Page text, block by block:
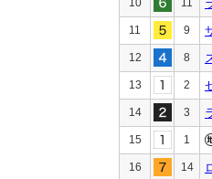
10 11
11 9
12 8
13 2
14 3
15 1
16 14